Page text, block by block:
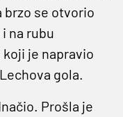
brzo se otvorio
na rubu
koji je napravio
gola.
Prošla je